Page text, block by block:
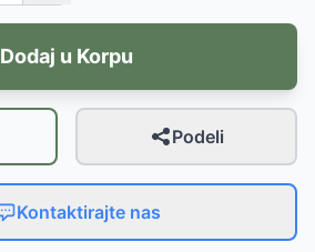
Dodaj u Korpu
Podeli
Kontaktirajte nas